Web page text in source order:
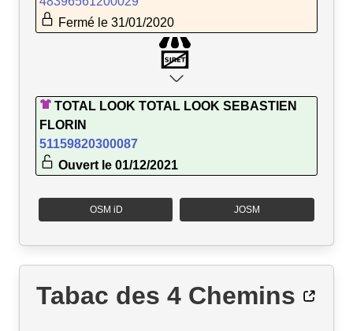
Fermé le 31/01/2020
TOTAL LOOK TOTAL LOOK SEBASTIEN
FLORIN
51159820300087
Ouvert le 01/12/2021
OSM iD JOSM
Tabac des 4 Chemins